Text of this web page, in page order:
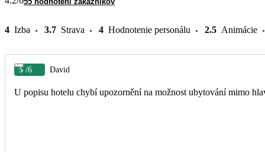
4 Izba 3.7 Strava 4 Hodnotenie personálu 2.5 Animácie
5 /6 David
U popisu hotelu chybí upozornění na možnost ubytování mimo